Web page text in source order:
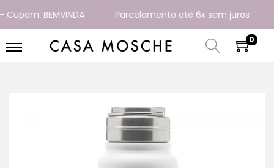
BEMVINDA Parcelamento até 6x sem juros
0